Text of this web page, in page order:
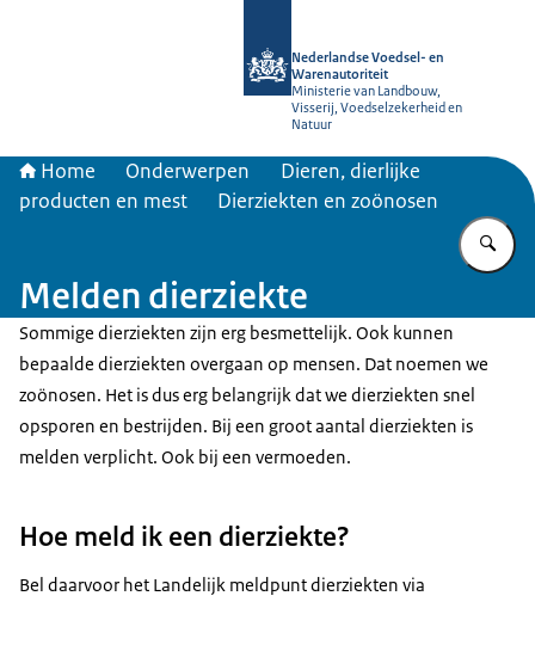
Nederlandse Voedsel- en
Warenautoriteit
Ministerie van Landbouw,
Visserij, Voedselzekerheid en
Natuur
Home Onderwerpen
Dieren, dierlijke
producten en mest
Dierziekten en zoönosen
Melden dierziekte
Sommige dierziekten zijn erg besmettelijk. Ook kunnen
bepaalde dierziekten overgaan op mensen. Dat noemen we
zoönosen. Het is dus erg belangrijk dat we dierziekten snel
opsporen en bestrijden. Bij een groot aantal dierziekten is
melden verplicht. Ook bij een vermoeden.
Hoe meld ik een dierziekte?
Bel daarvoor het Landelijk meldpunt dierziekten via